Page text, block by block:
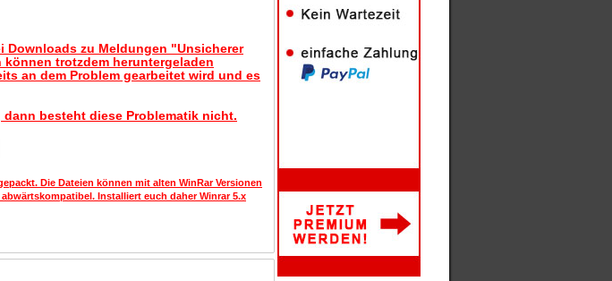
Downloads zu Meldungen "Unsicherer
trotzdem heruntergeladen
an dem Problem gearbeitet wird und es
besteht diese Problematik nicht.
Die Dateien können mit alten WinRar Versionen
Installiert euch daher Winrar 5.x